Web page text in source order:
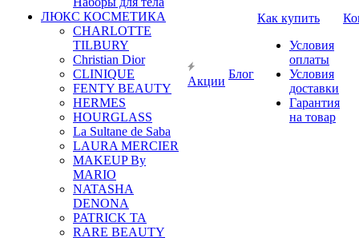
ЛЮКС КОСМЕТИКА
CHARLOTTE
TILBURY
Christian Dior
CLINIQUE
FENTY BEAUTY
HERMES
HOURGLASS
La Sultane de Saba
LAURA MERCIER
MAKEUP By
MARIO
NATASHA
DENONA
PATRICK TA
RARE BEAUTY
Акции
Блог
Как купить
Условия
оплаты
Условия
доставки
Гарантия
на товар